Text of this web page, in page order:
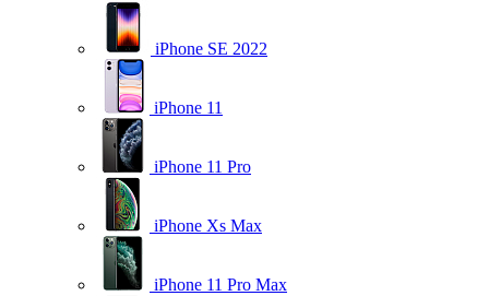
iPhone SE 2022
iPhone 11
iPhone 11 Pro
iPhone Xs Max
iPhone 11 Pro Max